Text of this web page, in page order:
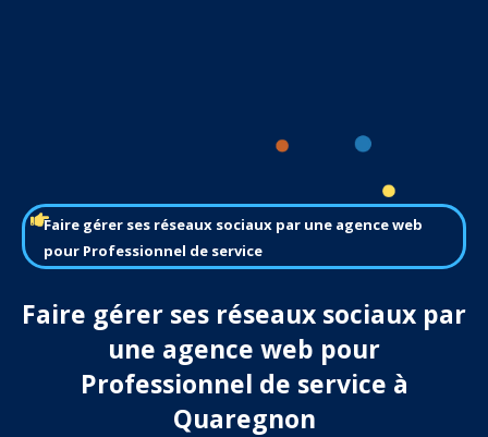
Faire gérer ses réseaux sociaux par une agence web
pour Professionnel de service
Faire gérer ses réseaux sociaux par
une agence web pour
Professionnel de service à
Quaregnon